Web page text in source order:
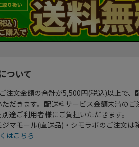
ついて
注文金額の合計が5,500円(税込)以上で、
ただきます。配送料サービス金額未満の
途ご利用者様にご負担いただきます。
マモール(直送品)・シモラボのご注文は
はこちら